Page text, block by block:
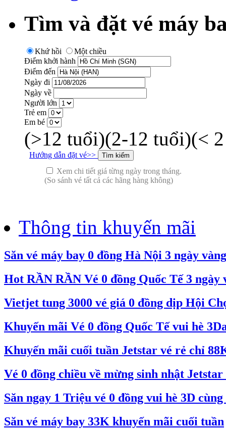
Tìm và đặt vé máy
Khứ hồi
Một chiều
Điểm khởi hành
Điểm đến
Ngày đi
Ngày về
Người lớn
Trẻ em
Em bé
(>12 tuổi)(2-12 tuổi)(<
Hướng dẫn đặt vé>>
Xem chi tiết giá từng ngày trong tháng.
(So sánh vé tất cả các hãng hàng không)
Thông tin khuyến mãi
Săn vé máy bay 0 đồng Hà Nội 3 ngày vàng
Hot RẦN RẦN Vé 0 đồng Quốc Tế 3 ngày
Vietjet tung 3000 vé giá 0 đồng dịp Hội
Khuyến mãi Vé 0 đồng Quốc Tế vui hè
Khuyến mãi cuối tuần Jetstar vé rẻ chỉ
Vé 0 đồng chiều về mừng sinh nhật
Săn ngay 1 Triệu vé 0 đồng vui hè 3D
Săn vé máy bay 33K khuyến mãi cuối tuần